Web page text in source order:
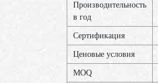
Производительность
в год
Сертификация
Ценовые условия
MOQ